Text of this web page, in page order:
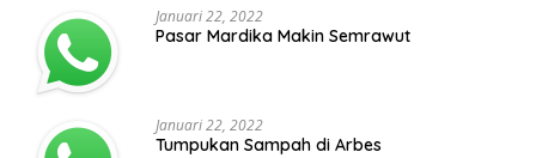
Januari 22, 2022
Pasar Mardika Makin Semrawut
Januari 22, 2022
Tumpukan Sampah di Arbes